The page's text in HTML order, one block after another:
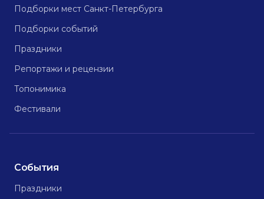
Подборки мест Санкт-Петербурга
Подборки событий
Праздники
Репортажи и рецензии
Топонимика
Фестивали
События
Праздники